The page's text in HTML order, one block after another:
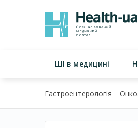
ШІ в медицині
Гастроентерологія